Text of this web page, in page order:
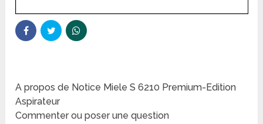
A propos de Notice Miele S 6210 Premium-Edition
Aspirateur
Commenter ou poser une question